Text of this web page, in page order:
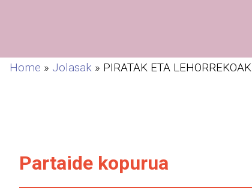
Home » Jolasak » PIRATAK ETA LEHORREKOAK
Partaide kopurua